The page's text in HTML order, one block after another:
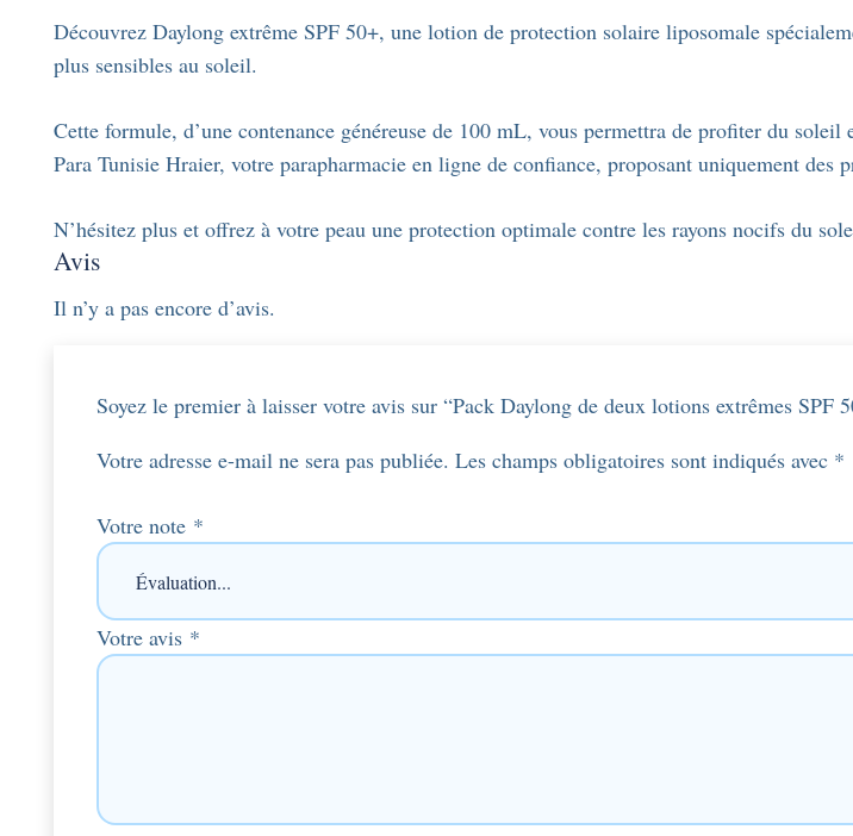
ml.
Découvrez Daylong extrême SPF 50+, une lotion de protection solaire liposomale
plus sensibles au soleil.
Cette formule, d’une contenance généreuse de 100 mL, vous permettra de profiter du
Para Tunisie Hraier, votre parapharmacie en ligne de confiance, proposant uniquement des
N’hésitez plus et offrez à votre peau une protection optimale contre les rayons nocifs du
Avis
Il n’y a pas encore d’avis.
Soyez le premier à laisser votre avis sur “Pack Daylong de deux lotions extrêmes SPF
Votre adresse e-mail ne sera pas publiée. Les champs obligatoires sont indiqués avec *
Votre note *
Votre avis *